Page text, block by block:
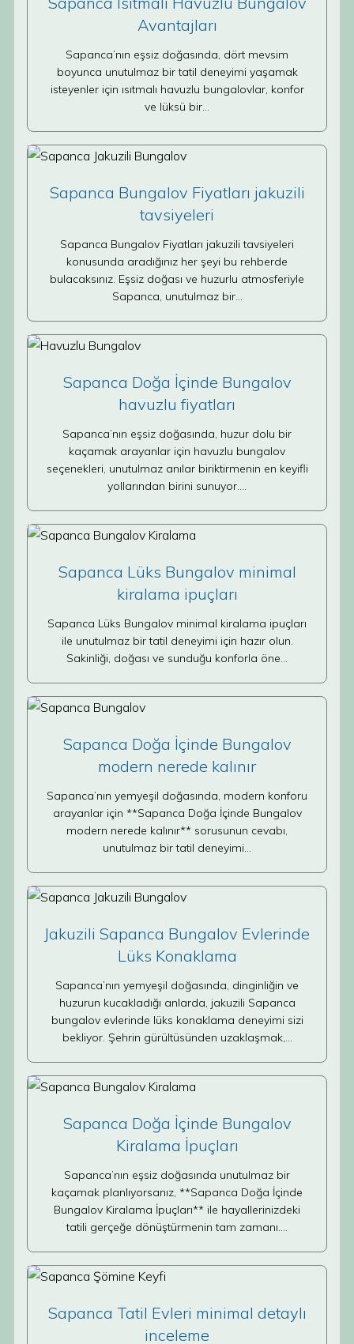
Avantajları
Sapanca’nın eşsiz doğasında, dört mevsim
boyunca unutulmaz bir tatil deneyimi yaşamak
isteyenler için ısıtmalı havuzlu bungalovlar, konfor
ve lüksü bir…
Sapanca Bungalov Fiyatları jakuzili
tavsiyeleri
Sapanca Bungalov Fiyatları jakuzili tavsiyeleri
konusunda aradığınız her şeyi bu rehberde
bulacaksınız. Eşsiz doğası ve huzurlu atmosferiyle
Sapanca, unutulmaz bir…
Sapanca Doğa İçinde Bungalov
havuzlu fiyatları
Sapanca’nın eşsiz doğasında, huzur dolu bir
kaçamak arayanlar için havuzlu bungalov
seçenekleri, unutulmaz anılar biriktirmenin en keyifli
yollarından birini sunuyor.…
Sapanca Lüks Bungalov minimal
kiralama ipuçları
Sapanca Lüks Bungalov minimal kiralama ipuçları
ile unutulmaz bir tatil deneyimi için hazır olun.
Sakinliği, doğası ve sunduğu konforla öne…
Sapanca Doğa İçinde Bungalov
modern nerede kalınır
Sapanca’nın yemyeşil doğasında, modern konforu
arayanlar için **Sapanca Doğa İçinde Bungalov
modern nerede kalınır** sorusunun cevabı,
unutulmaz bir tatil deneyimi…
Jakuzili Sapanca Bungalov Evlerinde
Lüks Konaklama
Sapanca’nın yemyeşil doğasında, dinginliğin ve
huzurun kucakladığı anlarda, jakuzili Sapanca
bungalov evlerinde lüks konaklama deneyimi sizi
bekliyor. Şehrin gürültüsünden uzaklaşmak,…
Sapanca Doğa İçinde Bungalov
Kiralama İpuçları
Sapanca’nın eşsiz doğasında unutulmaz bir
kaçamak planlıyorsanız, **Sapanca Doğa İçinde
Bungalov Kiralama İpuçları** ile hayallerinizdeki
tatili gerçeğe dönüştürmenin tam zamanı.…
Sapanca Tatil Evleri minimal detaylı
inceleme